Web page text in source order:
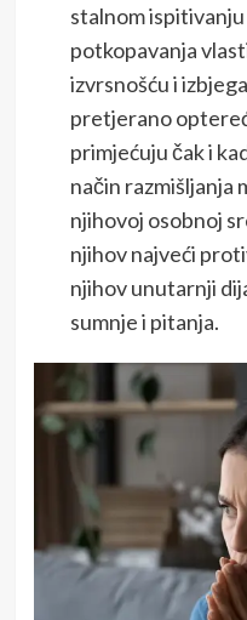
stalnom
potkopavanja
izvrsnošću i
pretjerano
primjećuju čak i
način razmišljanja
njihovoj osobnoj
njihov najveći
njihov unutarnji
sumnje i pitanja.